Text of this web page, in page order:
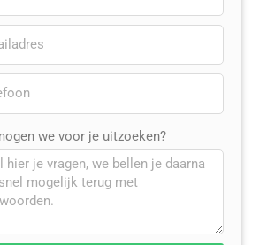
we voor je uitzoeken?